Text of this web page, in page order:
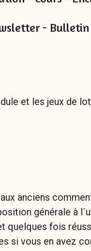
-
et les jeux de
anciens
générale à
quelques fois
si vous en avez